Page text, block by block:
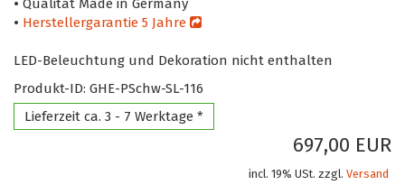
• Qualität Made in Germany
• Herstellergarantie 5 Jahre
LED-Beleuchtung und Dekoration nicht enthalten
Produkt-ID: GHE-PSchw-SL-116
Lieferzeit ca. 3 - 7 Werktage *
697,00 EUR
incl. 19% USt. zzgl. Versand